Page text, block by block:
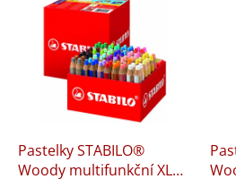
Pastelky STABILO®
Woody multifunkční XL